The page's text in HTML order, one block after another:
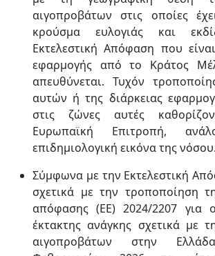
αιγοπροβάτων στις οποίες
κρούσμα ευλογιάς και
Εκτελεστική Απόφαση που
εφαρμογής από το Κράτος
απευθύνεται. Τυχόν
αυτών ή της διάρκειας
στις ζώνες αυτές
Ευρωπαϊκή Επιτροπή,
επιδημιολογική εικόνα της νόσου.
Σύμφωνα με την Εκτελεστική
σχετικά με την τροποποίηση
απόφασης (ΕΕ) 2024/2207 για
έκτακτης ανάγκης σχετικά με
αιγοπροβάτων στην